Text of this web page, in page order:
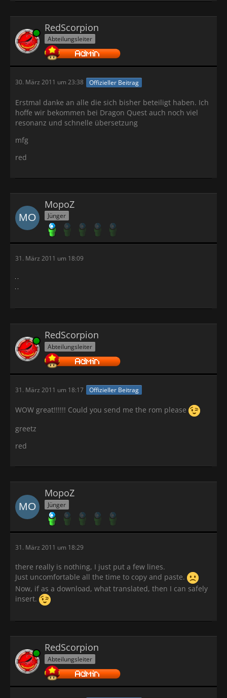
Online RedScorpion
Abteilungsleiter
30. März 2011 um 23:38 Offizieller Beitrag
Erstmal danke an alle die sich bisher beteiligt haben. Ich
hoffe wir bekommen bei Dragon Quest auch noch viel
resonanz und schnelle übersetzung
mfg
red
MopoZ
Jünger
31. März 2011 um 18:09
Online RedScorpion
Abteilungsleiter
31. März 2011 um 18:17 Offizieller Beitrag
WOW great!!!!!! Could you send me the rom please
greetz
red
MopoZ
Jünger
31. März 2011 um 18:29
there really is nothing, I just put a few lines.
Just uncomfortable all the time to copy and paste.
Now, if as a download, what translated, then I can safely
insert.
Online RedScorpion
Abteilungsleiter